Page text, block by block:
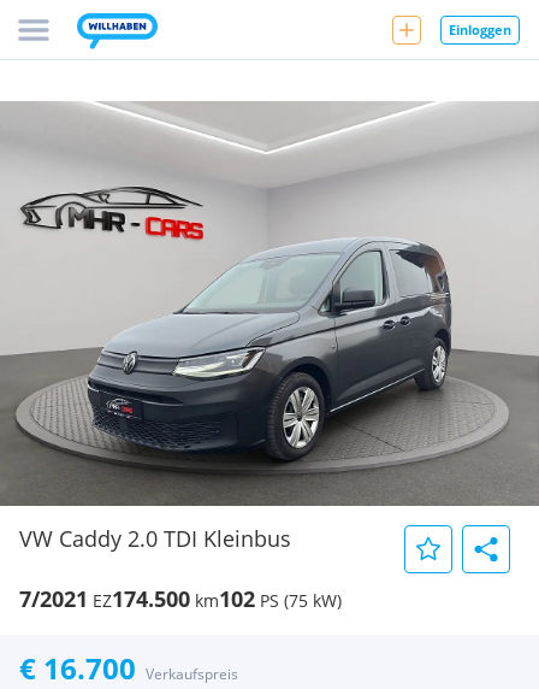
Einloggen
VW Caddy 2.0 TDI Kleinbus
7/2021 EZ174.500 km102 PS (75 kW)
€ 16.700 Verkaufspreis